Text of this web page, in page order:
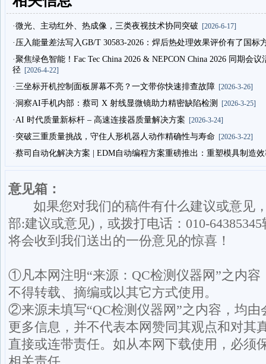
·微光、主动红外、热成像，三类夜视技术协同突破 [2026-6-17]
·压入能量差法写入GB/T 30583-2026：焊后热处理效果评价有了国标
·聚焦绿色智能！Fac Tec China 2026 & NEPCON China 2026 同期
径 [2026-4-22]
·三坐标开机控制面板屏幕不亮？一文带你快速排查故障 [2026-3-26]
·洞察AI手机内部：蔡司 X 射线显微镜助力精密缺陷检测 [2026-3-25]
·AI 时代质量新标杆 – 高速连接器质量解决方案 [2026-3-24]
·突破三重质量挑战，守住人形机器人动作精确性与寿命 [2026-3-22]
·蔡司自动化解决方案 | EDM自动编程方案重磅推出：重塑模具制造
意见箱：
如果您对我们的稿件有什么建议或意见
部:建议或意见)，或拨打电话：010-
将会收到我们送出的一份意见的惊喜！
①凡本网注明“来源：QC检测仪器网”之内
不得转载、摘编或以其它方式使用。
②来源未填写“QC检测仪器网”之内容，均
更多信息，并不代表本网赞同其观点和对其
直接或连带责任。如从本网下载使用，必须